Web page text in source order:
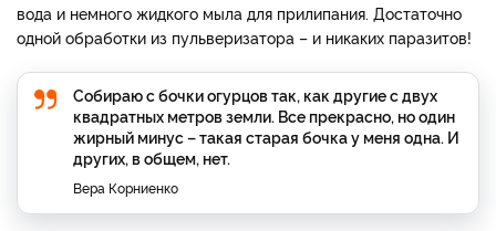
вода и немного жидкого мыла для прилипания. Достаточно
одной обработки из пульверизатора – и никаких паразитов!
Собираю с бочки огурцов так, как другие с двух
квадратных метров земли. Все прекрасно, но один
жирный минус – такая старая бочка у меня одна. И
других, в общем, нет.
Вера Корниенко